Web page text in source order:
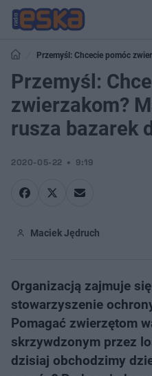
Przemyśl: Chcecie pomóc
Nadziejaków
Przemyśl:
zwierzakom?
rusza bazarek
2020-05-22 9:19
Maciek Jędruch
Organizacją zajmuje
stowarzyszenie
Pomagać zwierzętom
skrzywdzonym przez
dzisiaj obchodzimy